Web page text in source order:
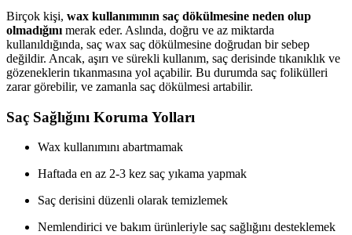
Birçok kişi, wax kullanımının saç dökülmesine neden olup
olmadığını merak eder. Aslında, doğru ve az miktarda
kullanıldığında, saç wax saç dökülmesine doğrudan bir sebep
değildir. Ancak, aşırı ve sürekli kullanım, saç derisinde tıkanıklık ve
gözeneklerin tıkanmasına yol açabilir. Bu durumda saç folikülleri
zarar görebilir, ve zamanla saç dökülmesi artabilir.
Saç Sağlığını Koruma Yolları
Wax kullanımını abartmamak
Haftada en az 2-3 kez saç yıkama yapmak
Saç derisini düzenli olarak temizlemek
Nemlendirici ve bakım ürünleriyle saç sağlığını desteklemek